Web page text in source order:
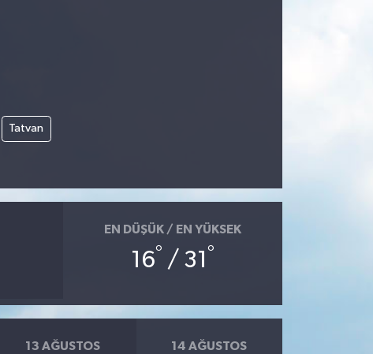
Tatvan
EN DÜŞÜK / EN YÜKSEK
16° / 31°
13 AĞUSTOS 14 AĞUSTOS